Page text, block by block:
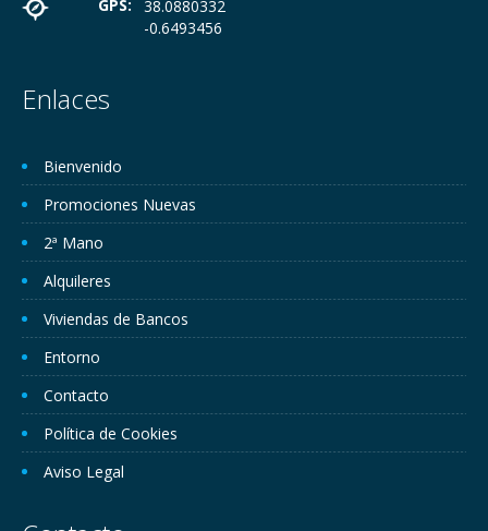
GPS:
38.0880332
-0.6493456
Enlaces
Bienvenido
Promociones Nuevas
2ª Mano
Alquileres
Viviendas de Bancos
Entorno
Contacto
Política de Cookies
Aviso Legal